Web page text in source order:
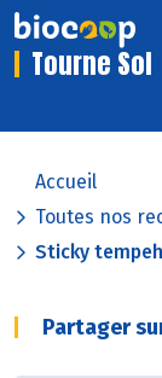
Tourne Sol
Accueil
Toutes nos
Sticky
Partager